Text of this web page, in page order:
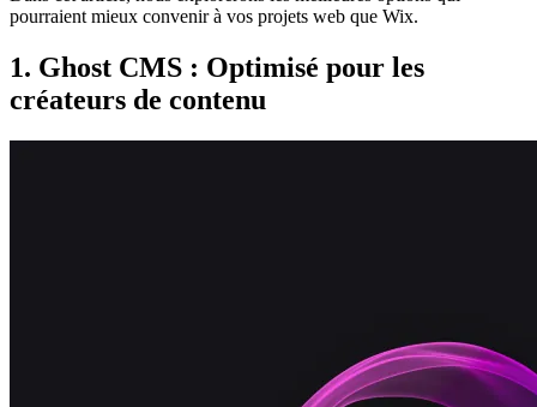
pourraient mieux convenir à vos projets web que Wix.
1. Ghost CMS : Optimisé pour les
créateurs de contenu